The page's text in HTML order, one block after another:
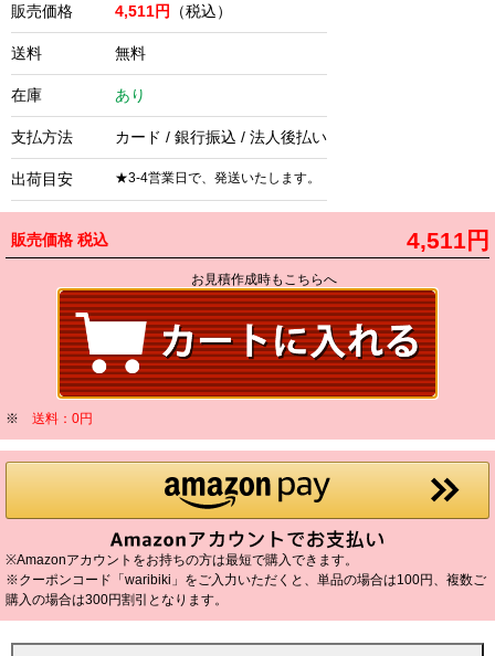
販売価格 4,511円 （税込）
送料 無料
在庫 あり
支払方法 カード / 銀行振込 / 法人後払い
出荷目安 ★3-4営業日で、発送いたします。
販売価格 税込 4,511円
お見積作成時もこちらへ
※ 送料：0円
※Amazonアカウントをお持ちの方は最短で購入できます。
※クーポンコード「waribiki」をご入力いただくと、単品の場合は100円、複数ご
購入の場合は300円割引となります。